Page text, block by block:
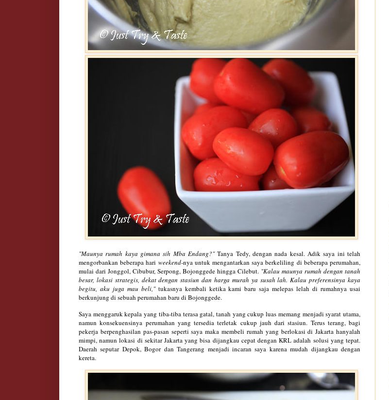
"Maunya rumah kaya gimana sih Mba Endang?"Tanya Tedy, dengan nada kesal.Adik saya ini telah
mengorbankan beberapahari weekend-nya untuk mengantarkan saya berkeliling di beberapa perumahan,
mulai dari Jonggol, Cibubur, Serpong, Bojonggede hingga Cilebut. "Kalau maunya rumah dengan tanah
besar, lokasi strategis, dekat dengan stasiun danharga murah ya susah lah. Kalau preferensinya kaya
begitu, aku juga mau beli," tukasnya kembali ketika kami baru saja melepas lelah di rumahnya usai
berkunjung di sebuah perumahan baru di Bojonggede.
Saya menggaruk kepalayang tiba-tiba terasa gatal,tanah yang cukup luas memang menjadi syarat utama,
namun konsekuensinya perumahan yang tersedia terletak cukup jauh dari stasiun. Terus terang, bagi
pekerja berpenghasilan pas-pasan seperti saya maka membeli rumah yang berlokasi di Jakarta hanyalah
mimpi,namunlokasi di sekitar Jakarta yang bisa dijangkau cepat denganKRLadalah solusi yang tepat.
Daerah seputar Depok, Bogor dan Tangerang menjadi incaran saya karena mudah dijangkau dengan
kereta.